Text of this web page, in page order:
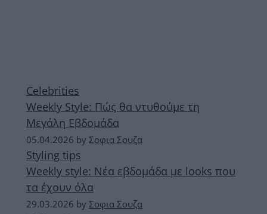
Celebrities
Weekly Style: Πώς θα ντυθούμε τη
Μεγάλη Εβδομάδα
05.04.2026 by Σοφια Σουζα
Styling tips
Weekly style: Νέα εβδομάδα με looks που
τα έχουν όλα
29.03.2026 by Σοφια Σουζα